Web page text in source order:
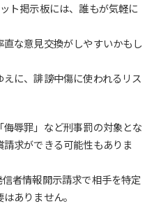
ト掲示板には、誰もが気軽に
な意見交換がしやすいかもし
に、誹謗中傷に使われるリス
辱罪」など刑事罰の対象とな
求ができる可能性もありま
者情報開示請求で相手を特定
ありません。